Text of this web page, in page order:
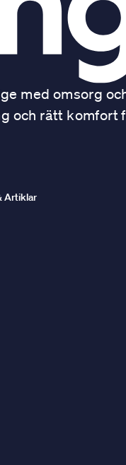
med omsorg
och rätt
Artiklar